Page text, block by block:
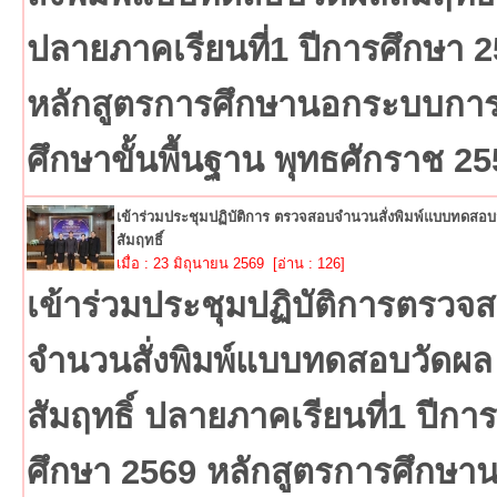
ปลายภาคเรียนที่1 ปีการศึกษา
หลักสูตรการศึกษานอกระบบกา
ศึกษาขั้นพื้นฐาน พุทธศักราช
เข้าร่วมประชุมปฏิบัติการ ตรวจสอบจำนวนสั่งพิมพ์แบบทดสอ
สัมฤทธิ์
เมื่อ : 23 มิถุนายน 2569 [อ่าน : 126]
เข้าร่วมประชุมปฏิบัติการตรวจ
จำนวนสั่งพิมพ์แบบทดสอบวัดผล
สัมฤทธิ์ ปลายภาคเรียนที่1 ปีการ
ศึกษา 2569 หลักสูตรการศึกษา